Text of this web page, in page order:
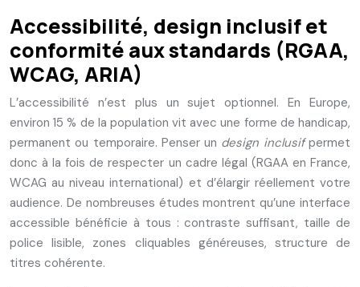
Accessibilité, design inclusif et
conformité aux standards (RGAA,
WCAG, ARIA)
L’accessibilité n’est plus un sujet optionnel. En Europe,
environ 15 % de la population vit avec une forme de handicap,
permanent ou temporaire. Penser un design inclusifpermet
donc à la fois de respecter un cadre légal (RGAA en France,
WCAG au niveau international) et d’élargir réellement votre
audience. De nombreuses études montrent qu’une interface
accessible bénéficie à tous : contraste suffisant, taille de
police lisible, zones cliquables généreuses, structure de
titres cohérente.